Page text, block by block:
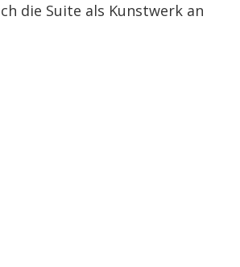
die Suite als Kunstwerk an